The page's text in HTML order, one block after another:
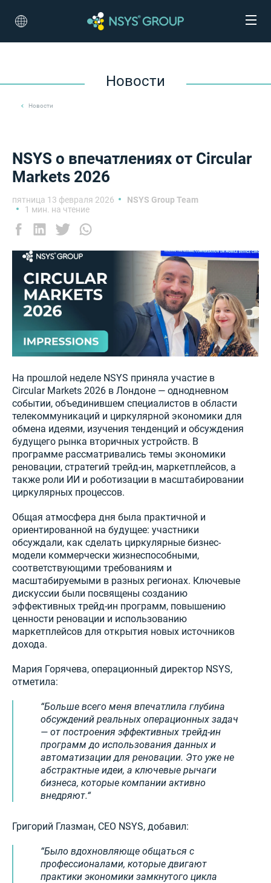
Новости
Новости
NSYS о впечатлениях от Circular
Markets 2026
пятница 13 февраля 2026
NSYS Group Team
1 мин. на чтение
На прошлой неделе NSYS приняла участие в
Circular Markets 2026 в Лондоне — однодневном
событии, объединившем специалистов в области
телекоммуникаций и циркулярной экономики для
обмена идеями, изучения тенденций и обсуждения
будущего рынка вторичных устройств. В
программе рассматривались темы экономики
реновации, стратегий трейд-ин, маркетплейсов, а
также роли ИИ и роботизации в масштабировании
циркулярных процессов.
Общая атмосфера дня была практичной и
ориентированной на будущее: участники
обсуждали, как сделать циркулярные бизнес-
модели коммерчески жизнеспособными,
соответствующими требованиям и
масштабируемыми в разных регионах. Ключевые
дискуссии были посвящены созданию
эффективных трейд-ин программ, повышению
ценности реновации и использованию
маркетплейсов для открытия новых источников
дохода.
Мария Горячева, операционный директор NSYS,
отметила:
Больше всего меня впечатлила глубина
обсуждений реальных операционных задач
— от построения эффективных трейд-ин
программ до использования данных и
автоматизации для реновации. Это уже не
абстрактные идеи, а ключевые рычаги
бизнеса, которые компании активно
внедряют.
Григорий Глазман, CEO NSYS, добавил:
Было вдохновляюще общаться с
профессионалами, которые двигают
практики экономики замкнутого цикла